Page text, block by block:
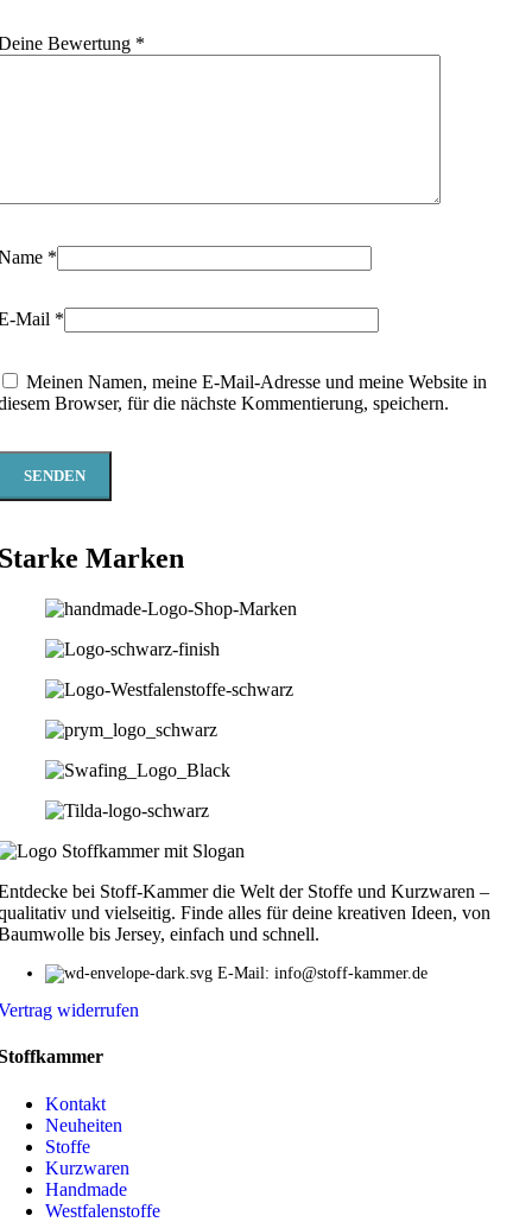
Bewertung *
*
Mail *
Meinen Namen, meine E-Mail-Adresse und meine Website in
Browser, für die nächste Kommentierung, speichern.
Marken
bei Stoff-Kammer die Welt der Stoffe und Kurzwaren –
und vielseitig. Finde alles für deine kreativen Ideen, von
bis Jersey, einfach und schnell.
E-Mail: info@stoff-kammer.de
widerrufen
Kontakt
Neuheiten
Stoffe
Kurzwaren
Handmade
Westfalenstoffe